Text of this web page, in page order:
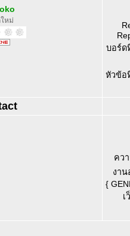
หม่
บอร์ด
หัวข้อ
คว
งาน
{
เ